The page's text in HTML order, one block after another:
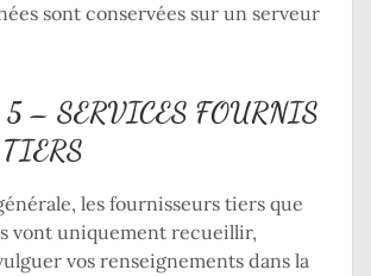
sont conservées sur un serveur
– SERVICES FOURNIS
les fournisseurs tiers que
vont uniquement recueillir,
vos renseignements dans la